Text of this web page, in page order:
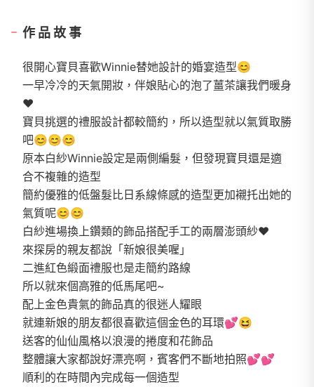
作品故事
很開心寶貝喜歡Winnie替她設計的婚宴造型😊
一早冷冷的天氣開妝，伴娘貼心的泡了薑茶讓我們暖身
❤️
寶貝挑選的禮服設計都較簡約，所以造型就以氣質取勝
吧😊😊😊
原本白紗Winnie設定是兩側編髮，但發現寶貝還是適
合不複雜的造型
簡約優雅的低盤髮比日系線條感的造型更加襯托出她的
氣質呢😊😊
白紗進場換上鑽類的飾品搭配手工的兩層澎頭紗❤️
來探房的親友都說「新娘很美喔」
二進紅色緞面禮服也是走簡約路線
所以就來個高雅的低馬尾吧~
配上金色貴氣的飾品真的很迷人耀眼
就連新娘的朋友都很喜歡這個金色的耳環💕😆
送客的仙仙風格以浪漫的捲度和花飾品
整體讓大家都說好漂亮啊，賓客們不斷地拍照💕💕
順利的在時間內完成每一個造型